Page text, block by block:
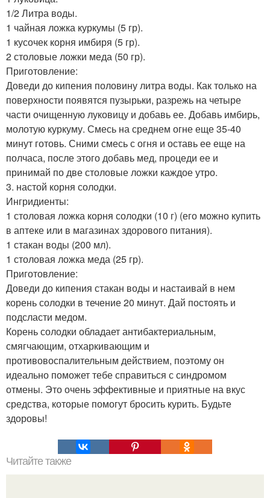
1/2 Литра воды.
1 чайная ложка куркумы (5 гр).
1 кусочек корня имбиря (5 гр).
2 столовые ложки меда (50 гр).
Приготовление:
Доведи до кипения половину литра воды. Как только на
поверхности появятся пузырьки, разрежь на четыре
части очищенную луковицу и добавь ее. Добавь имбирь,
молотую куркуму. Смесь на среднем огне еще 35-40
минут готовь. Сними смесь с огня и оставь ее еще на
полчаса, после этого добавь мед, процеди ее и
принимай по две столовые ложки каждое утро.
3. настой корня солодки.
Ингридиенты:
1 столовая ложка корня солодки (10 г) (его можно купить
в аптеке или в магазинах здорового питания).
1 стакан воды (200 мл).
1 столовая ложка меда (25 гр).
Приготовление:
Доведи до кипения стакан воды и настаивай в нем
корень солодки в течение 20 минут. Дай постоять и
подсласти медом.
Корень солодки обладает антибактериальным,
смягчающим, отхаркивающим и
противовоспалительным действием, поэтому он
идеально поможет тебе справиться с синдромом
отмены. Это очень эффективные и приятные на вкус
средства, которые помогут бросить курить. Будьте
здоровы!
Читайте также